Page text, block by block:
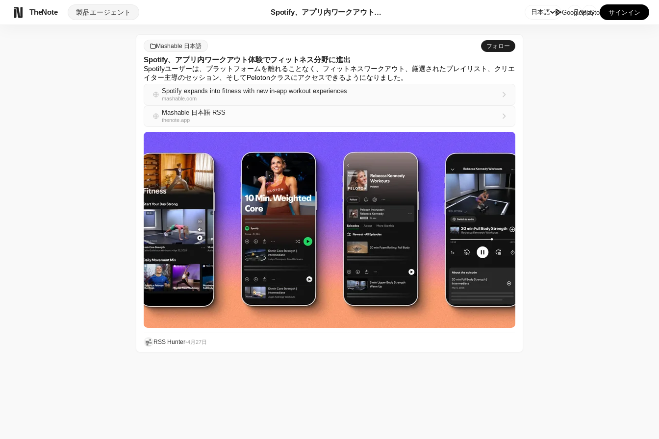
TheNote 製品エージェント Spotify、アプリ内ワークアウト体験でフィットネス分野に... 日本語 GooglePlay
AppStore サインイン
Mashable 日本語 フォロー
Spotify、アプリ内ワークアウト体験でフィットネス分野に進出
Spotifyユーザーは、プラットフォームを離れることなく、フィットネスワークアウト、厳選されたプレイリスト、クリエ
イター主導のセッション、そしてPelotonクラスにアクセスできるようになりました。
Spotify expands into fitness with new in-app workout experiences
mashable.com
Mashable 日本語 RSS
thenote.app
RSS Hunter•4月27日